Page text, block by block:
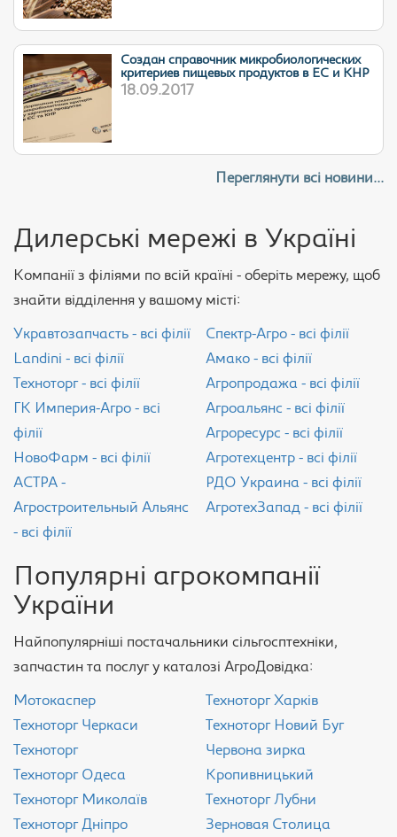
Cоздан справочник микробиологических
критериев пищевых продуктов в ЕС и КНР
18.09.2017
Переглянути всі новини...
Дилерські мережі в Україні
Компанії з філіями по всій країні - оберіть мережу, щоб
знайти відділення у вашому місті:
Укравтозапчасть - всі філії
Landini - всі філії
Техноторг - всі філії
ГК Империя-Агро - всі
філії
НовоФарм - всі філії
АСТРА -
Агростроительный Альянс
- всі філії
Спектр-Агро - всі філії
Амако - всі філії
Агропродажа - всі філії
Агроальянс - всі філії
Агроресурс - всі філії
Агротехцентр - всі філії
РДО Украина - всі філії
АгротехЗапад - всі філії
Популярні агрокомпанії
України
Найпопулярніші постачальники сільгосптехніки,
запчастин та послуг у каталозі АгроДовідка:
Мотокаспер
Техноторг Черкаси
Техноторг
Техноторг Одеса
Техноторг Миколаїв
Техноторг Дніпро
Техноторг Харків
Техноторг Новий Буг
Червона зирка
Кропивницький
Техноторг Лубни
Зерновая Столица